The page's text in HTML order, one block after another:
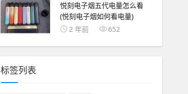
悦刻电子烟五代电量怎么看
(悦刻电子烟如何看电量)
2 年前
652
标签列表